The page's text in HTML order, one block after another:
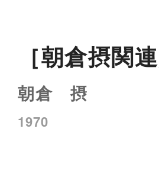
［朝倉摂関
朝倉 摂
1970